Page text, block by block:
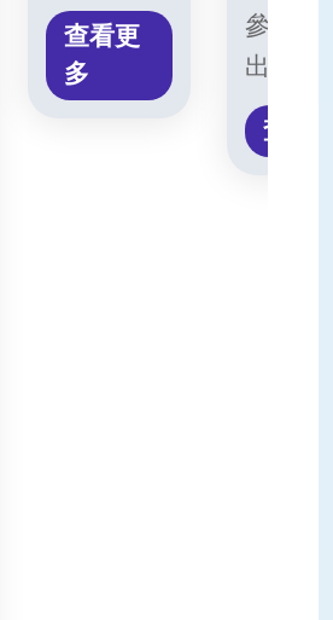
查看更
多
參與各
出。
查看